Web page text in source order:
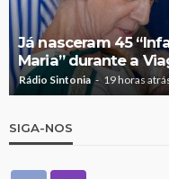
Já nasceram 45
Maria” durante a
Rádio Sintonia 19 horas
SIGA-NOS